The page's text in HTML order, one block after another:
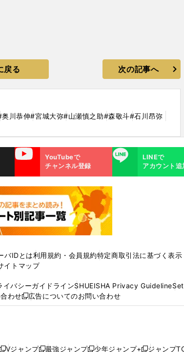
戻る 次の記事へ
奥川恭伸#宮城大弥#山瀬慎之助#森敬斗#石川昂弥
YouTube
YouTubeで
チャンネル登録
LINE
LINEで
アカウント追
バIDとは利用規約・会員規約特定商取引法に基づく表
イトマップ
イバシーガイドラインSHUEISHA Privacy Guideline
わせ
新
し
ン
広告についてのお問い合わせ
Vジャンプ 最強ジャンプ 少年ジャンプ+ ジャンプ